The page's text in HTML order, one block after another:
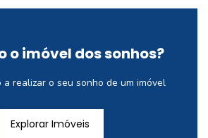
o imóvel dos sonhos?
a realizar o seu sonho de um imóvel
Explorar Imóveis